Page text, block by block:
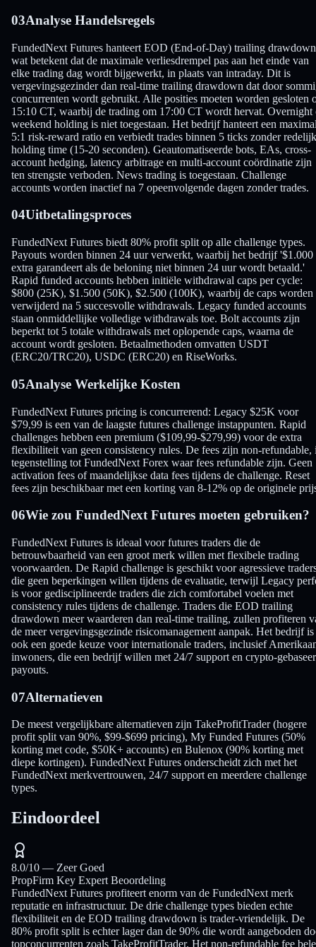
03Analyse Handelsregels
FundedNext Futures hanteert EOD (End-of-Day) trailing
wat betekent dat de maximale verliesdrempel pas aan het einde van
elke trading dag wordt bijgewerkt, in plaats van intraday. Dit is
vergevingsgezinder dan real-time trailing drawdown dat door
concurrenten wordt gebruikt. Alle posities moeten worden gesloten
15:10 CT, waarbij de trading om 17:00 CT wordt hervat. Overnight
weekend holding is niet toegestaan. Het bedrijf hanteert een
5:1 risk-reward ratio en verbiedt trades binnen 5 ticks zonder
holding time (15-20 seconden). Geautomatiseerde bots, EAs, cross-
account hedging, latency arbitrage en multi-account coördinatie zijn
ten strengste verboden. News trading is toegestaan. Challenge
accounts worden inactief na 7 opeenvolgende dagen zonder trades.
04Uitbetalingsproces
FundedNext Futures biedt 80% profit split op alle challenge types.
Payouts worden binnen 24 uur verwerkt, waarbij het bedrijf '$1.000
extra garandeert als de beloning niet binnen 24 uur wordt betaald.'
Rapid funded accounts hebben initiële withdrawal caps per cycle:
$800 (25K), $1.500 (50K), $2.500 (100K), waarbij de caps worden
verwijderd na 5 succesvolle withdrawals. Legacy funded accounts
staan onmiddellijke volledige withdrawals toe. Bolt accounts zijn
beperkt tot 5 totale withdrawals met oplopende caps, waarna de
account wordt gesloten. Betaalmethoden omvatten USDT
(ERC20/TRC20), USDC (ERC20) en RiseWorks.
05Analyse Werkelijke Kosten
FundedNext Futures pricing is concurrerend: Legacy $25K voor
$79,99 is een van de laagste futures challenge instappunten. Rapid
challenges hebben een premium ($109,99-$279,99) voor de extra
flexibiliteit van geen consistency rules. De fees zijn non-refundable,
tegenstelling tot FundedNext Forex waar fees refundable zijn. Geen
activation fees of maandelijkse data fees tijdens de challenge. Reset
fees zijn beschikbaar met een korting van 8-12% op de originele
06Wie zou FundedNext Futures moeten gebruiken?
FundedNext Futures is ideaal voor futures traders die de
betrouwbaarheid van een groot merk willen met flexibele trading
voorwaarden. De Rapid challenge is geschikt voor agressieve
die geen beperkingen willen tijdens de evaluatie, terwijl Legacy
is voor gedisciplineerde traders die zich comfortabel voelen met
consistency rules tijdens de challenge. Traders die EOD trailing
drawdown meer waarderen dan real-time trailing, zullen profiteren
de meer vergevingsgezinde risicomanagement aanpak. Het bedrijf is
ook een goede keuze voor internationale traders, inclusief
inwoners, die een bedrijf willen met 24/7 support en crypto-
payouts.
07Alternatieven
De meest vergelijkbare alternatieven zijn TakeProfitTrader (hogere
profit split van 90%, $99-$699 pricing), My Funded Futures (50%
korting met code, $50K+ accounts) en Bulenox (90% korting met
diepe kortingen). FundedNext Futures onderscheidt zich met het
FundedNext merkvertrouwen, 24/7 support en meerdere challenge
types.
Eindoordeel
8.0/10 — Zeer Goed
PropFirm Key Expert Beoordeling
FundedNext Futures profiteert enorm van de FundedNext merk
reputatie en infrastructuur. De drie challenge types bieden echte
flexibiliteit en de EOD trailing drawdown is trader-vriendelijk. De
80% profit split is echter lager dan de 90% die wordt aangeboden
topconcurrenten zoals TakeProfitTrader. Het non-refundable fee